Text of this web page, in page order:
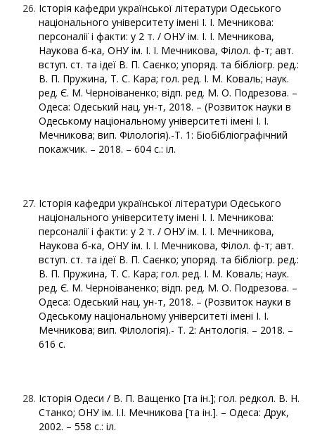
Історія кафедри української літератури Одеського
національного університету імені І. І. Мечникова:
персоналії і факти: у 2 т. / ОНУ ім. І. І. Мечникова,
Наукова б‑ка, ОНУ ім. І. І. Мечникова, Філол. ф-т; авт.
вступ. ст. та ідеї В. П. Саєнко; упоряд. та бібліогр. ред.:
В. П. Пружина, Т. С. Кара; гол. ред. І. М. Коваль; наук.
ред. Є. М. Черноіваненко; відп. ред. М. О. Подрезова. –
Одеса: Одеський нац. ун-т, 2018. – (Розвиток науки в
Одеському національному університеті імені І. І.
Мечникова; вип. Філологія).-Т. 1: Біобібліографічний
покажчик. – 2018. – 604 с.: іл.
Історія кафедри української літератури Одеського
національного університету імені І. І. Мечникова:
персоналії і факти: у 2 т. / ОНУ ім. І. І. Мечникова,
Наукова б‑ка, ОНУ ім. І. І. Мечникова, Філол. ф-т; авт.
вступ. ст. та ідеї В. П. Саєнко; упоряд. та бібліогр. ред.:
В. П. Пружина, Т. С. Кара; гол. ред. І. М. Коваль; наук.
ред. Є. М. Черноіваненко; відп. ред. М. О. Подрезова. –
Одеса: Одеський нац. ун-т, 2018. – (Розвиток науки в
Одеському національному університеті імені І. І.
Мечникова; вип. Філологія).- Т. 2: Антологія. – 2018. –
616 с.
Історія Одеси / В. П. Ващенко [та ін.]; гол. редкол. В. Н.
Станко; ОНУ ім. І.І. Мечникова [та ін.]. – Одеса: Друк,
2002. – 558 с.: іл.